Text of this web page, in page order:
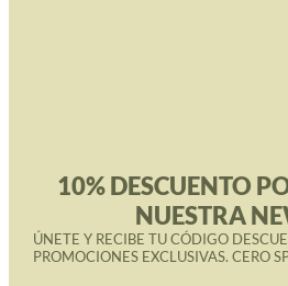
10% DESCUENTO
NUESTRA
ÚNETE Y RECIBE TU CÓDIGO
PROMOCIONES EXCLUSIVAS. CERO